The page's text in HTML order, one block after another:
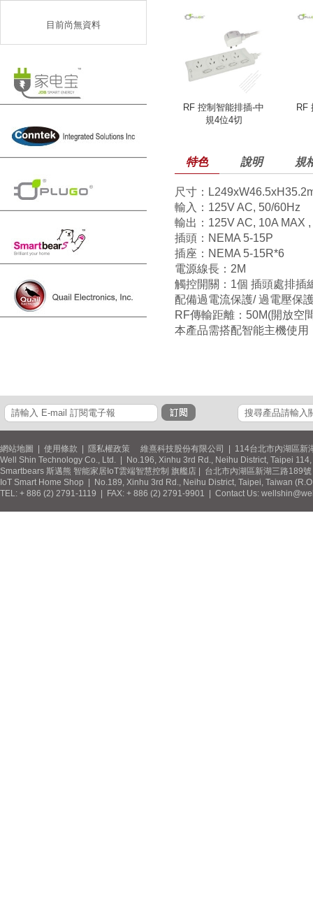
目前尚無資料
RF 控制智能排插-中
規4位4切
RF
特色 說明 規
尺寸：
輸入：125V AC, 50/60Hz
輸出：125V AC, 10A MAX
插頭：NEMA 5-15P
插座：NEMA 5-15R*6
電源線長：2M
觸控開關：1個 插頭處排插
配備過電流保護/ 過電壓保
RF傳輸距離：50M(開放空
本產品需搭配智能主機使用
網站地圖 使用條款 隱私權政策 維熹科技股份有限公司 | 114台北市內湖區新
Well Shin Technology Co., Ltd. | No.196, Xinhu 3rd Rd., Neihu District, Taipei
Smartbears 斯邁熊 智能家居IoT雲端智慧控制 旗艦店 | 台北市內湖區新湖三路189
IoT Smart Home Shop | No.189, Xinhu 3rd Rd., Neihu District, Taipei, Taiwan
TEL: + 886 (2) 2791-1119 | FAX: + 886 (2) 2791-9901 | Contact Us: